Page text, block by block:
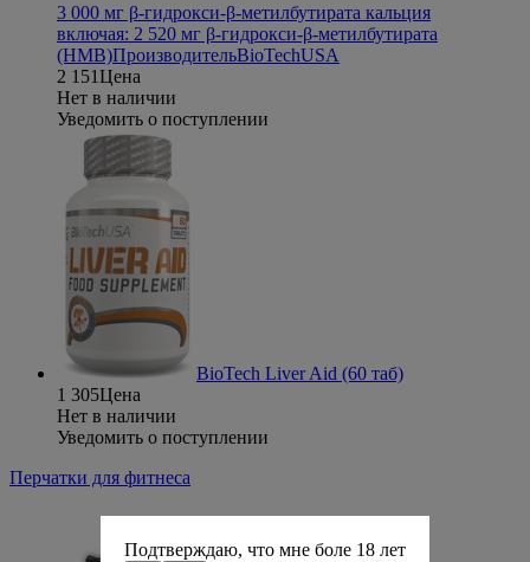
3 000 мг β-гидрокси-β-метилбутирата кальция
включая: 2 520 мг β-гидрокси-β-метилбутирата
(HMB)ПроизводительBioTechUSA
2 151Цена
Нет в наличии
Уведомить о поступлении
BioTech Liver Aid (60 таб)
1 305Цена
Нет в наличии
Уведомить о поступлении
Перчатки для фитнеса
Подтверждаю, что мне боле 18 лет